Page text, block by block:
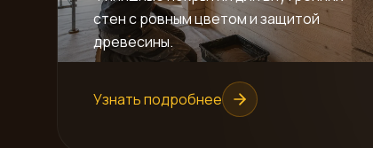
стен с ровным цветом и защитой
древесины.
Узнать подробнее